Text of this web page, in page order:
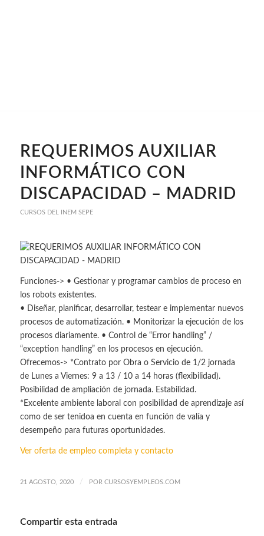
REQUERIMOS AUXILIAR
INFORMÁTICO CON
DISCAPACIDAD – MADRID
CURSOS DEL INEM SEPE
Funciones-> • Gestionar y programar cambios de proceso en
los robots existentes.
• Diseñar, planificar, desarrollar, testear e implementar nuevos
procesos de automatización. • Monitorizar la ejecución de los
procesos diariamente. • Control de “Error handling” /
“exception handling” en los procesos en ejecución.
Ofrecemos-> *Contrato por Obra o Servicio de 1/2 jornada
de Lunes a Viernes: 9 a 13 / 10 a 14 horas (flexibilidad).
Posibilidad de ampliación de jornada. Estabilidad.
*Excelente ambiente laboral con posibilidad de aprendizaje así
como de ser tenidoa en cuenta en función de valía y
desempeño para futuras oportunidades.
Ver oferta de empleo completa y contacto
21 AGOSTO, 2020 / POR CURSOSYEMPLEOS.COM
Compartir esta entrada